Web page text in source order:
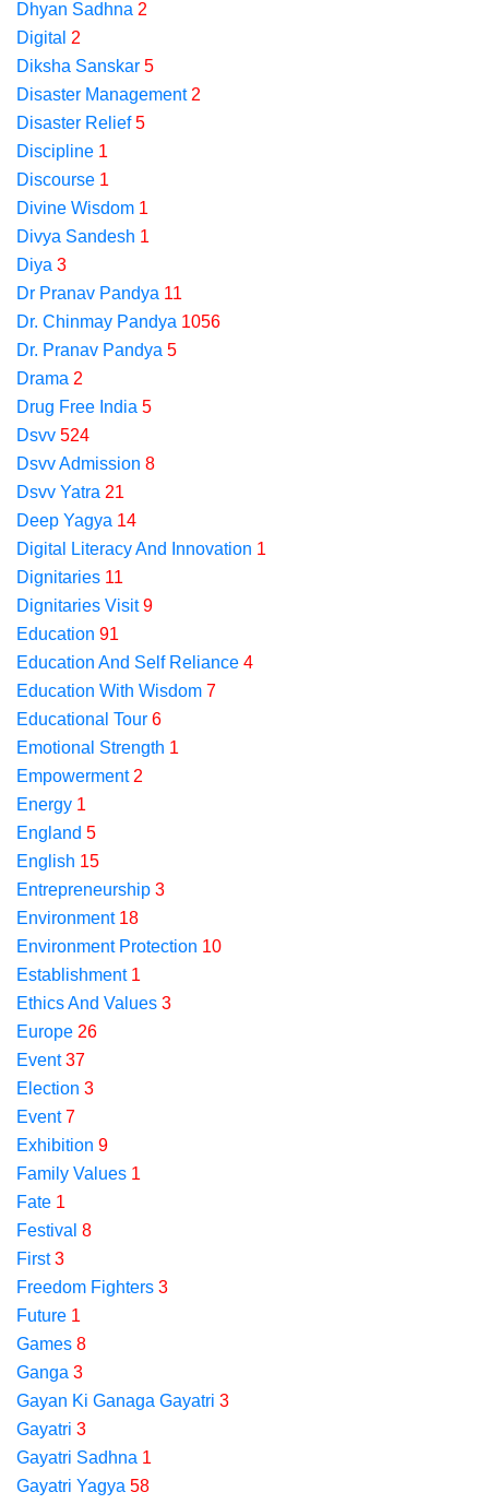
Dhyan Sadhna 2
Digital 2
Diksha Sanskar 5
Disaster Management 2
Disaster Relief 5
Discipline 1
Discourse 1
Divine Wisdom 1
Divya Sandesh 1
Diya 3
Dr Pranav Pandya 11
Dr. Chinmay Pandya 1056
Dr. Pranav Pandya 5
Drama 2
Drug Free India 5
Dsvv 524
Dsvv Admission 8
Dsvv Yatra 21
Deep Yagya 14
Digital Literacy And Innovation 1
Dignitaries 11
Dignitaries Visit 9
Education 91
Education And Self Reliance 4
Education With Wisdom 7
Educational Tour 6
Emotional Strength 1
Empowerment 2
Energy 1
England 5
English 15
Entrepreneurship 3
Environment 18
Environment Protection 10
Establishment 1
Ethics And Values 3
Europe 26
Event 37
Election 3
Event 7
Exhibition 9
Family Values 1
Fate 1
Festival 8
First 3
Freedom Fighters 3
Future 1
Games 8
Ganga 3
Gayan Ki Ganaga Gayatri 3
Gayatri 3
Gayatri Sadhna 1
Gayatri Yagya 58